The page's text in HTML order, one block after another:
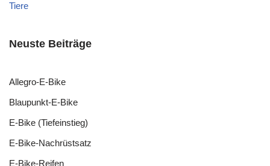
Tiere
Neuste Beiträge
Allegro-E-Bike
Blaupunkt-E-Bike
E-Bike (Tiefeinstieg)
E-Bike-Nachrüstsatz
E-Bike-Reifen